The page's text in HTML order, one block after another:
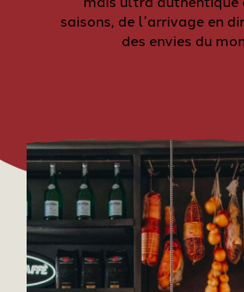
saisons, de l’arrivage en
des envies du